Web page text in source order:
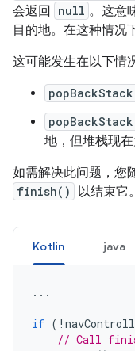
会返回
null 。这意
目的地。在这种情况
这可能发生在以下情
地，但堆栈现在
如需解决此问题，您
finish() 以结束它
Kotlin java
...
if ( !
// Call